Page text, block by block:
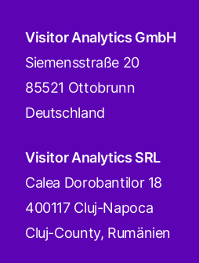
Visitor Analytics GmbH
Siemensstraße 20
85521 Ottobrunn
Deutschland
Visitor Analytics SRL
Calea Dorobantilor 18
400117 Cluj-Napoca
Cluj-County, Rumänien